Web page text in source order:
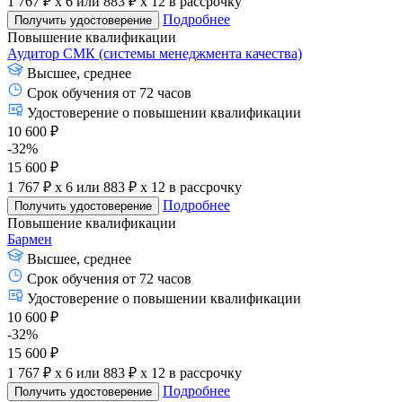
Получить удостоверение
Подробнее
Повышение квалификации
Аудитор СМК (системы менеджмента качества)
Высшее, среднее
Срок обучения от 72 часов
Удостоверение о повышении квалификации
10 600 ₽
-32%
15 600 ₽
1 767 ₽ x 6 или 883 ₽ x 12 в рассрочку
Получить удостоверение
Подробнее
Повышение квалификации
Бармен
Высшее, среднее
Срок обучения от 72 часов
Удостоверение о повышении квалификации
10 600 ₽
-32%
15 600 ₽
1 767 ₽ x 6 или 883 ₽ x 12 в рассрочку
Получить удостоверение
Подробнее